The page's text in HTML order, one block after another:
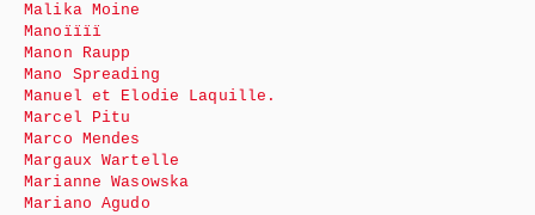
Malika Moine
Manoïïïï
Manon Raupp
Mano Spreading
Manuel et Elodie Laquille.
Marcel Pitu
Marco Mendes
Margaux Wartelle
Marianne Wasowska
Mariano Agudo